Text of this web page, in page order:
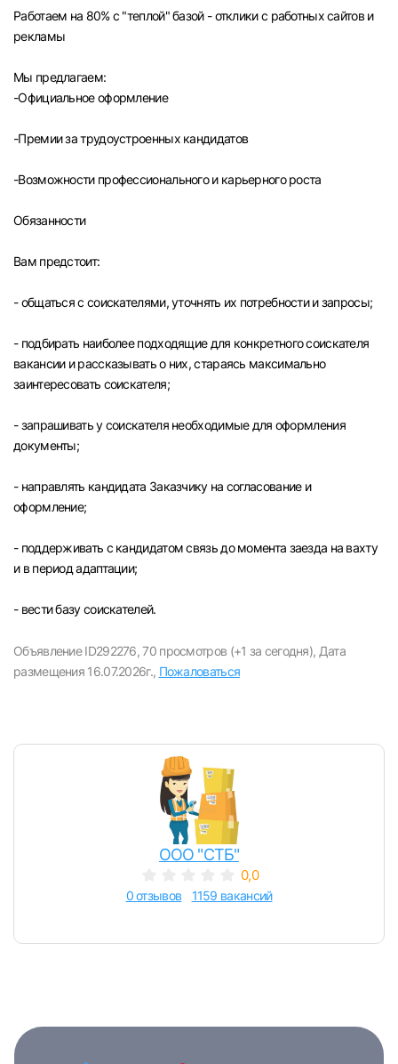
Оренбург
Ульяновск
Вход в личный кабинет
Войдите в личный кабинет, чтобы
вакансии с контактами и оставлять отклики
E-mail или Телефон
или любым удобным способом
Войти с VK ID
Вход по коду Забыли
Работаем на 80% с "теплой" базой - отклики с работных сайтов и
рекламы
Мы предлагаем:
-Официальное оформление
-Премии за трудоустроенных кандидатов
-Возможности профессионального и карьерного роста
Обязанности
Вам предстоит:
- общаться с соискателями, уточнять их потребности и запросы;
- подбирать наиболее подходящие для конкретного соискателя
вакансии и рассказывать о них, стараясь максимально
заинтересовать соискателя;
- запрашивать у соискателя необходимые для оформления
документы;
- направлять кандидата Заказчику на согласование и
оформление;
- поддерживать с кандидатом связь до момента заезда на вахту
и в период адаптации;
- вести базу соискателей.
Объявление ID292276,70 просмотров (+1 за сегодня), Дата
размещения 16.07.2026г., Пожаловаться
ООО "СТБ"
0,0
0 отзывов 1159 вакансий